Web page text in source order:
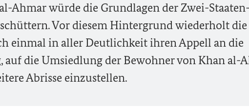
Ahmar würde die Grundlagen der Zwei-Staaten-
Vor diesem Hintergrund wiederholt die
einmal in aller Deutlichkeit ihren Appell an die
auf die Umsiedlung der Bewohner von Khan al-
Abrisse einzustellen.